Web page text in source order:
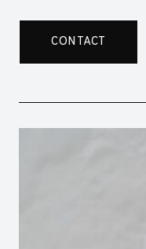
CONTACT